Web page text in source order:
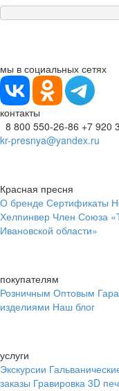
мы в социальных сетях
контакты
8 800 550-26-86 +7 920
kr-presnya@yandex.ru
Красная пресня
О бренде Сертификаты
Хелпинвер Член Союза
Ивановской области»
покупателям
Розничным Оптовым
изделиями Наш блог
услуги
Экскурсии
заказы Гравировка 3D